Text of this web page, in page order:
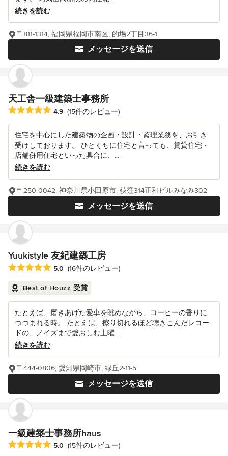
続きを読む
メッセージを送信
〒811-1314, 福岡県福岡市南区, 的場2丁目36-1
天工舎一級建築士事務所
平均評価：5つ星中 星4.9
4.9 (15件のレビュー)
住宅を中心にした建築物の企画・設計・監理業務を、お引き
受けしております。 ひとくちに住宅と言っても、賃貸住宅・
店舗併用住宅といった具合に、...
続きを読む
メッセージを送信
〒250-0042, 神奈川県小田原市, 荻窪314正和ビルみなみ302
Yuukistyle 友紀建築工房
平均評価：5つ星中 星5
5.0 (16件のレビュー)
Best of Houzz 受賞
たとえば、磨きあげた愛車を眺めながら、コーヒーの香りに
つつまれる時。 たとえば、擦り切れるほど聴きこんだレコー
ドの、ノイズまで愛おしむ土曜...
続きを読む
メッセージを送信
〒444-0806, 愛知県岡崎市, 緑丘2-11-5
一級建築士事務所haus
平均評価：5つ星中 星5
5.0 (15件のレビュー)